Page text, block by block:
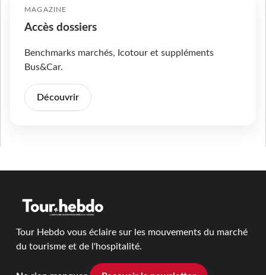
MAGAZINE
Accès dossiers
Benchmarks marchés, Icotour et suppléments
Bus&Car.
Découvrir
Tour Hebdo vous éclaire sur les mouvements du marché
du tourisme et de l'hospitalité.